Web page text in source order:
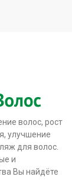
волос, рост
улучшение
для волос.
и
Вы найдёте